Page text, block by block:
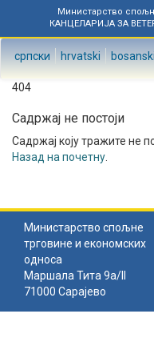
Министарство
КАНЦЕЛАРИЈА ЗА
српски hrvatski bosanski
404
Садржај не постоји
Садржај коју тражите не
Назад на почетну
Министарство спољне
трговине и економских
односа
Маршала Тита 9а/II
71000 Сарајево